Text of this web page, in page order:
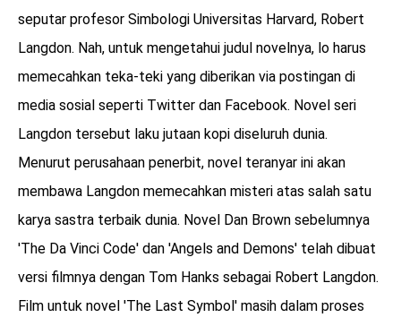
seputar profesor Simbologi Universitas Harvard, Robert
Langdon. Nah, untuk mengetahui judul novelnya, lo harus
memecahkan teka-teki yang diberikan via postingan di
media sosial seperti Twitter dan Facebook. Novel seri
Langdon tersebut laku jutaan kopi diseluruh dunia.
Menurut perusahaan penerbit, novel teranyar ini akan
membawa Langdon memecahkan misteri atas salah satu
karya sastra terbaik dunia. Novel Dan Brown sebelumnya
'The Da Vinci Code' dan 'Angels and Demons' telah dibuat
versi filmnya dengan Tom Hanks sebagai Robert Langdon.
Film untuk novel 'The Last Symbol' masih dalam proses